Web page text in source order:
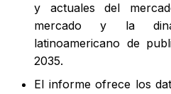
y actuales del
mercado y la
latinoamericano de
2035.
El informe ofrece los